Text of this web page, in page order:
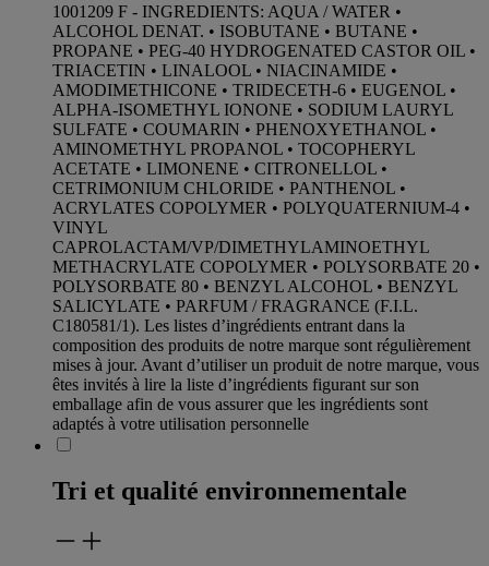
1001209 F - INGREDIENTS: AQUA / WATER •
ALCOHOL DENAT. • ISOBUTANE • BUTANE •
PROPANE • PEG-40 HYDROGENATED CASTOR OIL •
TRIACETIN • LINALOOL • NIACINAMIDE •
AMODIMETHICONE • TRIDECETH-6 • EUGENOL •
ALPHA-ISOMETHYL IONONE • SODIUM LAURYL
SULFATE • COUMARIN • PHENOXYETHANOL •
AMINOMETHYL PROPANOL • TOCOPHERYL
ACETATE • LIMONENE • CITRONELLOL •
CETRIMONIUM CHLORIDE • PANTHENOL •
ACRYLATES COPOLYMER • POLYQUATERNIUM-4 •
VINYL
CAPROLACTAM/VP/DIMETHYLAMINOETHYL
METHACRYLATE COPOLYMER • POLYSORBATE 20 •
POLYSORBATE 80 • BENZYL ALCOHOL • BENZYL
SALICYLATE • PARFUM / FRAGRANCE (F.I.L.
C180581/1). Les listes d’ingrédients entrant dans la
composition des produits de notre marque sont régulièrement
mises à jour. Avant d’utiliser un produit de notre marque, vous
êtes invités à lire la liste d’ingrédients figurant sur son
emballage afin de vous assurer que les ingrédients sont
adaptés à votre utilisation personnelle
Tri et qualité environnementale